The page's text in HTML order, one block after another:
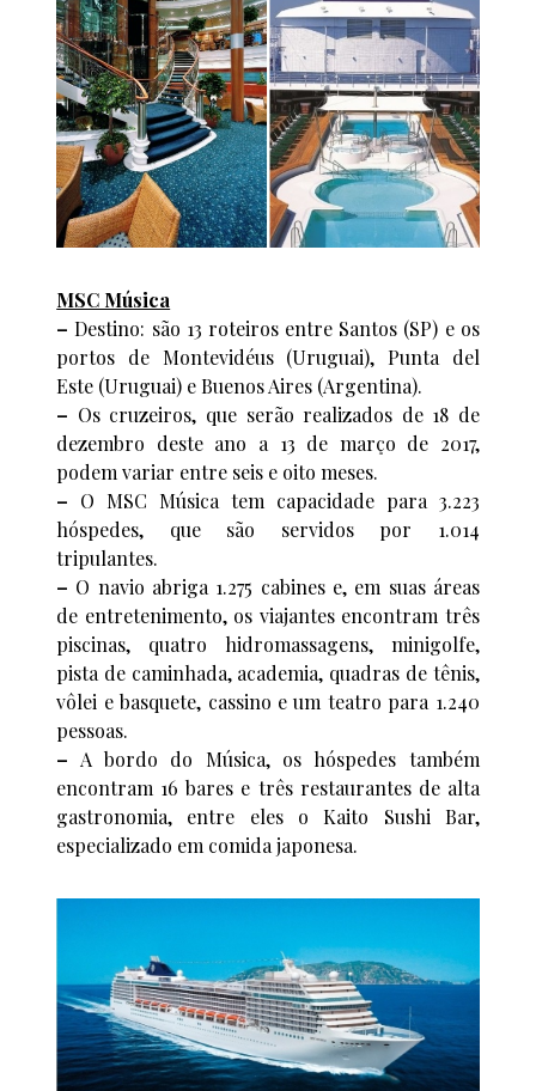
MSC Música
– Destino: são 13 roteiros entre Santos (SP) e os
portos de Montevidéus (Uruguai), Punta del
Este (Uruguai) e Buenos Aires (Argentina).
– Os cruzeiros, que serão realizados de 18 de
dezembro deste ano a 13 de março de 2017,
podem variar entre seis e oito meses.
– O MSC Música tem capacidade para 3.223
hóspedes, que são servidos por 1.014
tripulantes.
– O navio abriga 1.275 cabines e, em suas áreas
de entretenimento, os viajantes encontram três
piscinas, quatro hidromassagens, minigolfe,
pista de caminhada, academia, quadras de tênis,
vôlei e basquete, cassino e um teatro para 1.240
pessoas.
– A bordo do Música, os hóspedes também
encontram 16 bares e três restaurantes de alta
gastronomia, entre eles o Kaito Sushi Bar,
especializado em comida japonesa.